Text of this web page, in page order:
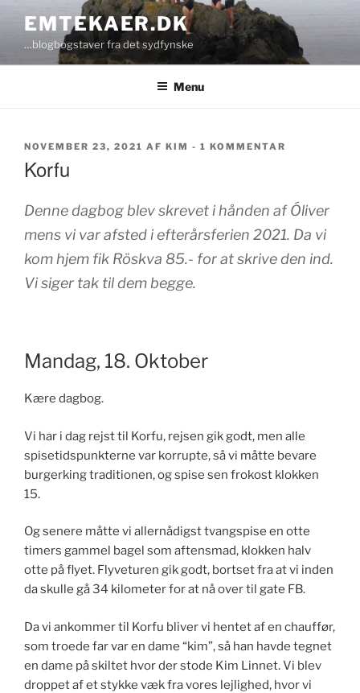
indhold
EMTEKAER.DK
…blogbogstaver fra det sydfynske
Menu
UDGIVET
NOVEMBER 23, 2021 AF KIM - 1 KOMMENTAR
Korfu
Denne dagbog blev skrevet i hånden af Óliver
mens vi var afsted i efterårsferien 2021. Da vi
kom hjem fik Röskva 85.- for at skrive den ind.
Vi siger tak til dem begge.
Mandag, 18. Oktober
Kære dagbog.
Vi har i dag rejst til Korfu, rejsen gik godt, men alle
spisetidspunkterne var korrupte, så vi måtte bevare
burgerking traditionen, og spise sen frokost klokken
15.
Og senere måtte vi allernådigst tvangspise en otte
timers gammel bagel som aftensmad, klokken halv
otte på flyet. Flyveturen gik godt, bortset fra at vi inden
da skulle gå 34 kilometer for at nå over til gate FB.
Da vi ankommer til Korfu bliver vi hentet af en chauffør,
som troede far var en dame “kim”, så han havde tegnet
en dame på skiltet hvor der stode Kim Linnet. Vi blev
droppet af et stykke væk fra vores lejlighed, hvor vi